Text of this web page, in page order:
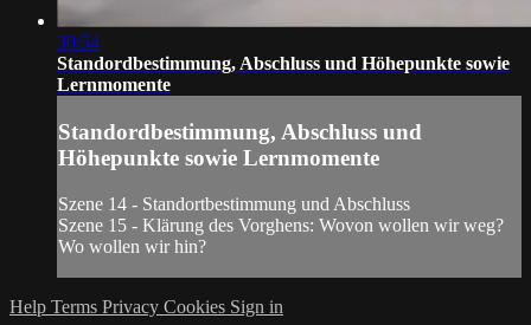
30:54
Standordbestimmung, Abschluss und Höhepunkte sowie
Lernmomente
Standordbestimmung, Abschluss und
Höhepunkte sowie Lernmomente
Szene 14 - Standortbestimmung und Abschluss
Szene 15 - Klärung des Vorghens: Wovon wollen wir weg?
Wo wollen wir hin?
Help Terms Privacy Cookies Sign in